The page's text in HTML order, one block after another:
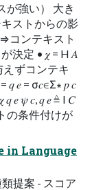
が強い） 大き
ストからの影
コンテキスト
決定 • 𝜒 = H 𝐴
ずコンテキ
𝑒 = σ𝑐∈Σ∗ 𝑝 𝑐
𝑞 𝑒 𝜓 𝑐, 𝑞 𝑒 ≜ I 𝐶
の条件付けが
in Language
提案 - スコア